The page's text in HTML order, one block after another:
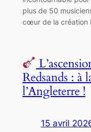
plus de 50
cœur de la création
Redsands : à
l’Angleterre !
15 avril